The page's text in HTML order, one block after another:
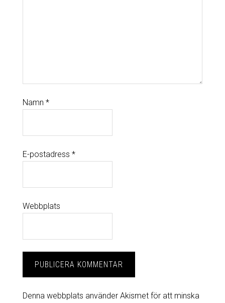
Namn *
E-postadress *
Webbplats
Denna webbplats använder Akismet för att minska